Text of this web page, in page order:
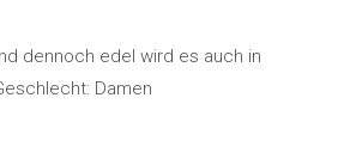
dennoch edel wird es auch in
Damen